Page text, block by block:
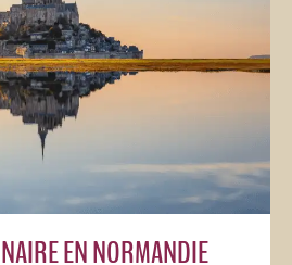
EN NORMANDIE